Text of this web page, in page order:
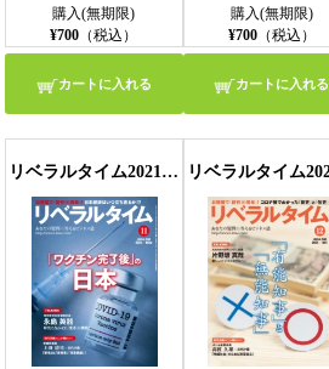
購入(無期限)
¥700 （税込）
カートに入れる
購入(無期限)
¥700（税込）
カートに入れる
リベラルタイム2021年11月号